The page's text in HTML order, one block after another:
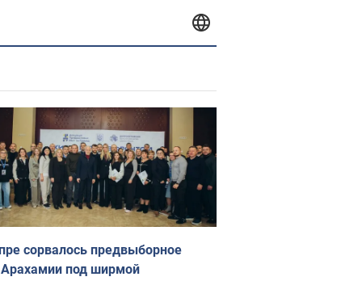
сорвалось предвыборное
Арахамии под ширмой